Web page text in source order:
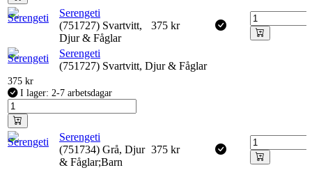
Serengeti
(751727) Svartvitt,
Djur & Fåglar
375 kr
Serengeti
(751727) Svartvitt, Djur & Fåglar
375 kr
I lager: 2-7 arbetsdagar
Serengeti
(751734) Grå, Djur
& Fåglar;Barn
375 kr